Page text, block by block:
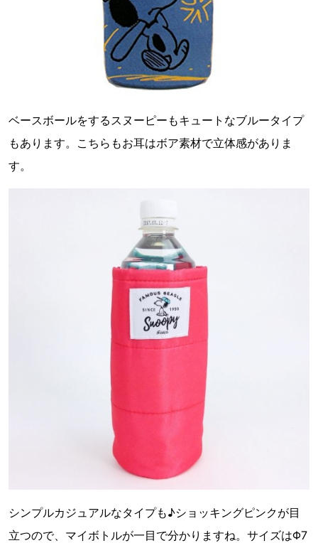
ベースボールをするスヌーピーもキュートなブルータイプ
もあります。こちらもお耳はボア素材で立体感がありま
す。
シンプルカジュアルなタイプも♪ショッキングピンクが目
立つので、マイボトルが一目で分かりますね。サイズはΦ7